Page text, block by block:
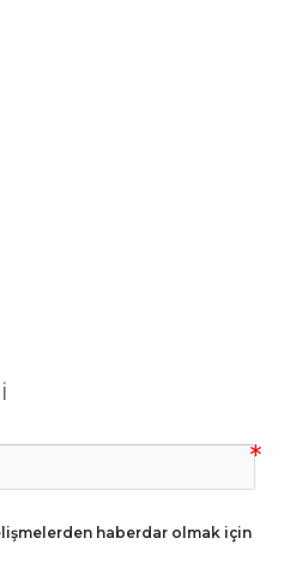
haberdar olmak için